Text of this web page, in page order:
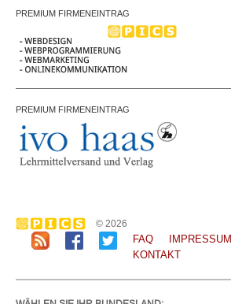
PREMIUM FIRMENEINTRAG
PREMIUM FIRMENEINTRAG
© 2026
FAQ IMPRESSUM
KONTAKT